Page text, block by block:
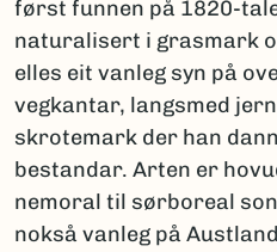
først funnen på 1820-
naturalisert i grasmark
elles eit vanleg syn på
vegkantar, langsmed
skrotemark der han
bestandar. Arten er
nemoral til sørboreal
nokså vanleg på